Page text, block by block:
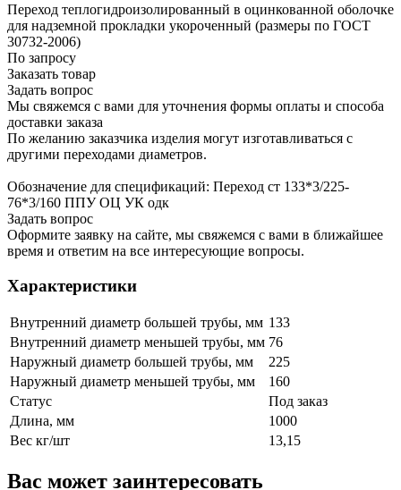
Переход теплогидроизолированный в оцинкованной оболочке
для надземной прокладки укороченный (размеры по ГОСТ
30732-2006)
По запросу
Заказать товар
Задать вопрос
Мы свяжемся с вами для уточнения формы оплаты и способа
доставки заказа
По желанию заказчика изделия могут изготавливаться с
другими переходами диаметров.
Обозначение для спецификаций: Переход ст 133*3/225-
76*3/160 ППУ ОЦ УК одк
Задать вопрос
Оформите заявку на сайте, мы свяжемся с вами в ближайшее
время и ответим на все интересующие вопросы.
Характеристики
Внутренний диаметр большей трубы, мм 133
Внутренний диаметр меньшей трубы, мм 76
Наружный диаметр большей трубы, мм
225
Наружный диаметр меньшей трубы, мм
160
Статус
Под заказ
Длина, мм
1000
Вес кг/шт
13,15
Вас может заинтересовать